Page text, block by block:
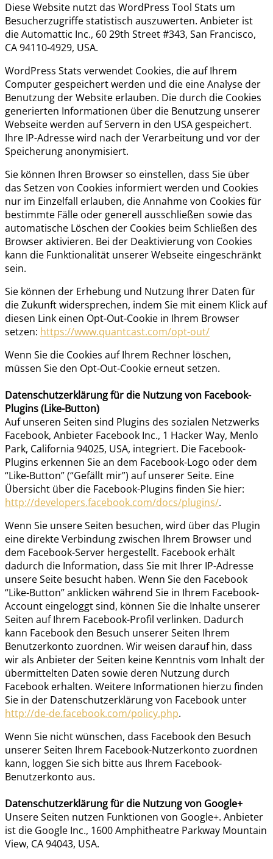
Diese Website nutzt das WordPress Tool Stats um
Besucherzugriffe statistisch auszuwerten. Anbieter ist
die Automattic Inc., 60 29th Street #343, San Francisco,
CA 94110-4929, USA.
WordPress Stats verwendet Cookies, die auf Ihrem
Computer gespeichert werden und die eine Analyse der
Benutzung der Website erlauben. Die durch die Cookies
generierten Informationen über die Benutzung unserer
Webseite werden auf Servern in den USA gespeichert.
Ihre IP-Adresse wird nach der Verarbeitung und vor der
Speicherung anonymisiert.
Sie können Ihren Browser so einstellen, dass Sie über
das Setzen von Cookies informiert werden und Cookies
nur im Einzelfall erlauben, die Annahme von Cookies für
bestimmte Fälle oder generell ausschließen sowie das
automatische Löschen der Cookies beim Schließen des
Browser aktivieren. Bei der Deaktivierung von Cookies
kann die Funktionalität unserer Webseite eingeschränkt
sein.
Sie können der Erhebung und Nutzung Ihrer Daten für
die Zukunft widersprechen, indem Sie mit einem Klick auf
diesen Link einen Opt-Out-Cookie in Ihrem Browser
setzen: https://www.quantcast.com/opt-out/
Wenn Sie die Cookies auf Ihrem Rechner löschen,
müssen Sie den Opt-Out-Cookie erneut setzen.
Datenschutzerklärung für die Nutzung von Facebook-
Plugins (Like-Button)
Auf unseren Seiten sind Plugins des sozialen Netzwerks
Facebook, Anbieter Facebook Inc., 1 Hacker Way, Menlo
Park, California 94025, USA, integriert. Die Facebook-
Plugins erkennen Sie an dem Facebook-Logo oder dem
“Like-Button” (“Gefällt mir”) auf unserer Seite. Eine
Übersicht über die Facebook-Plugins finden Sie hier:
http://developers.facebook.com/docs/plugins/.
Wenn Sie unsere Seiten besuchen, wird über das Plugin
eine direkte Verbindung zwischen Ihrem Browser und
dem Facebook-Server hergestellt. Facebook erhält
dadurch die Information, dass Sie mit Ihrer IP-Adresse
unsere Seite besucht haben. Wenn Sie den Facebook
“Like-Button” anklicken während Sie in Ihrem Facebook-
Account eingeloggt sind, können Sie die Inhalte unserer
Seiten auf Ihrem Facebook-Profil verlinken. Dadurch
kann Facebook den Besuch unserer Seiten Ihrem
Benutzerkonto zuordnen. Wir weisen darauf hin, dass
wir als Anbieter der Seiten keine Kenntnis vom Inhalt der
übermittelten Daten sowie deren Nutzung durch
Facebook erhalten. Weitere Informationen hierzu finden
Sie in der Datenschutzerklärung von Facebook unter
http://de-de.facebook.com/policy.php.
Wenn Sie nicht wünschen, dass Facebook den Besuch
unserer Seiten Ihrem Facebook-Nutzerkonto zuordnen
kann, loggen Sie sich bitte aus Ihrem Facebook-
Benutzerkonto aus.
Datenschutzerklärung für die Nutzung von Google+
Unsere Seiten nutzen Funktionen von Google+. Anbieter
ist die Google Inc., 1600 Amphitheatre Parkway Mountain
View, CA 94043, USA.